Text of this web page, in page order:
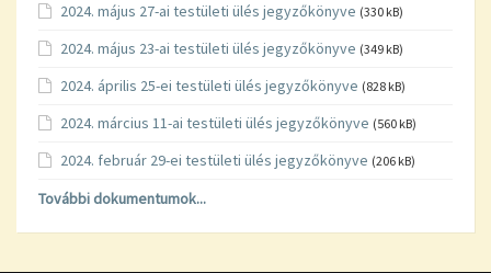
2024. május 27-ai testületi ülés jegyzőkönyve (330 kB)
2024. május 23-ai testületi ülés jegyzőkönyve (349 kB)
2024. április 25-ei testületi ülés jegyzőkönyve (828 kB)
2024. március 11-ai testületi ülés jegyzőkönyve (560 kB)
2024. február 29-ei testületi ülés jegyzőkönyve (206 kB)
További dokumentumok...